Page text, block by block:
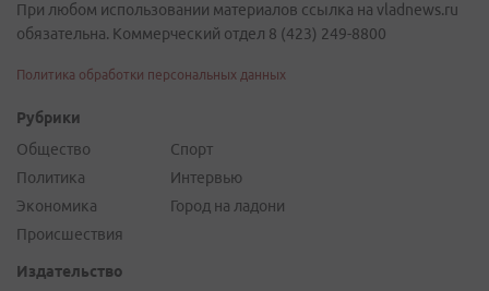
При любом использовании материалов ссылка на vladnews.ru
обязательна. Коммерческий отдел 8 (423) 249-8800
Политика обработки персональных данных
Рубрики
Общество
Политика
Экономика
Происшествия
Спорт
Интервью
Город на ладони
Издательство